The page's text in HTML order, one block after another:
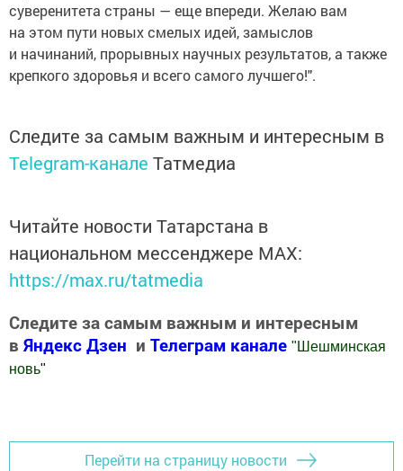
суверенитета страны — еще впереди. Желаю вам
на этом пути новых смелых идей, замыслов
и начинаний, прорывных научных результатов, а также
крепкого здоровья и всего самого лучшего!".
Следите за самым важным и интересным в
Telegram-канале Татмедиа
Читайте новости Татарстана в
национальном мессенджере MАХ:
https://max.ru/tatmedia
Следите за самым важным и интересным
в Яндекс Дзен и Телеграм канале " Шешминская
новь"
Перейти на страницу новости